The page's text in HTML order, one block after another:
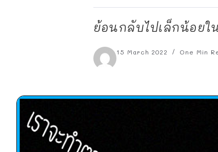
ย้อนกลับไปเล็กน้อยใ
15 March 2022 One Min